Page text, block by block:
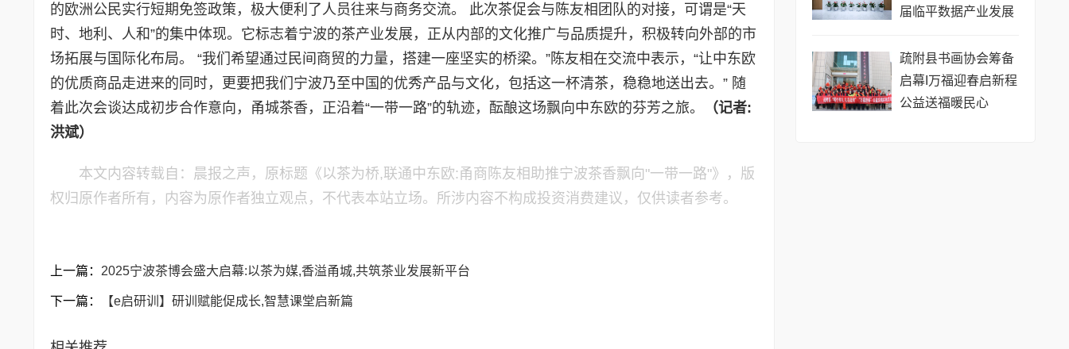
的欧洲公民实行短期免签政策，极大便利了人员往来与商务交流。 此次茶促会与陈友相团队的对接，可谓是“天
时、地利、人和”的集中体现。它标志着宁波的茶产业发展，正从内部的文化推广与品质提升，积极转向外部的市
场拓展与国际化布局。 “我们希望通过民间商贸的力量，搭建一座坚实的桥梁。”陈友相在交流中表示，“让中东欧
的优质商品走进来的同时，更要把我们宁波乃至中国的优秀产品与文化，包括这一杯清茶，稳稳地送出去。” 随
着此次会谈达成初步合作意向，甬城茶香，正沿着“一带一路”的轨迹，酝酿这场飘向中东欧的芬芳之旅。
（记者:
洪斌）
本文内容转载自：晨报之声，原标题《以茶为桥,联通中东欧:甬商陈友相助推宁波茶香飘向"一带一路"》，版
权归原作者所有，内容为原作者独立观点，不代表本站立场。所涉内容不构成投资消费建议，仅供读者参考。
上一篇： 2025宁波茶博会盛大启幕:以茶为媒,香溢甬城,共筑茶业发展新平台
下一篇： 【e启研训】研训赋能促成长,智慧课堂启新篇
届临平数据产业发展
疏附县书画协会筹备
启幕I万福迎春启新程
公益送福暖民心